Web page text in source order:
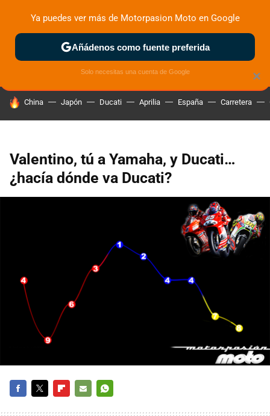
ZONA DE PRUEBAS DEPORTIVAS MOTOS ELÉCTRICAS
HOY SE HABLA DE
China Japón Ducati Aprilia España Carretera
Valentino, tú a Yamaha, y Ducati…
¿hacía dónde va Ducati?
×
Ya puedes ver más de Motorpasion Moto en Google
Añádenos como fuente preferida
Solo necesitas una cuenta de Google